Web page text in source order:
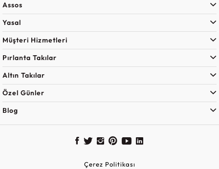
Assos
Yasal
Müşteri Hizmetleri
Pırlanta Takılar
Altın Takılar
Özel Günler
Blog
Çerez Politikası